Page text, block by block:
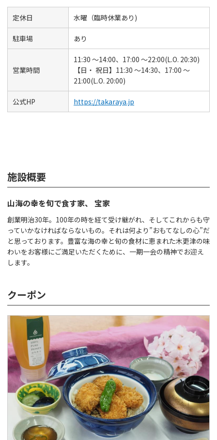
定休日 水曜（臨時休業あり)
駐車場 あり
営業時間
11:30 ～14:00、17:00 ～22:00(L.O. 20:30)
【日・ 祝日】11:30 ～14:30、17:00 ～
21:00(L.O. 20:00)
公式HP https://takaraya.jp
施設概要
山海の幸を旬で食す家、 宝家
創業明治30年。100年の時を経て受け継がれ、そしてこれからも守
っていかなければならないもの。それは何より”おもてなしの心”だ
と思っております。豊富な海の幸と旬の食材に恵まれた木更津の味
わいをお客様にご満足いただくために、一期一会の精神でお迎え
します。
クーポン